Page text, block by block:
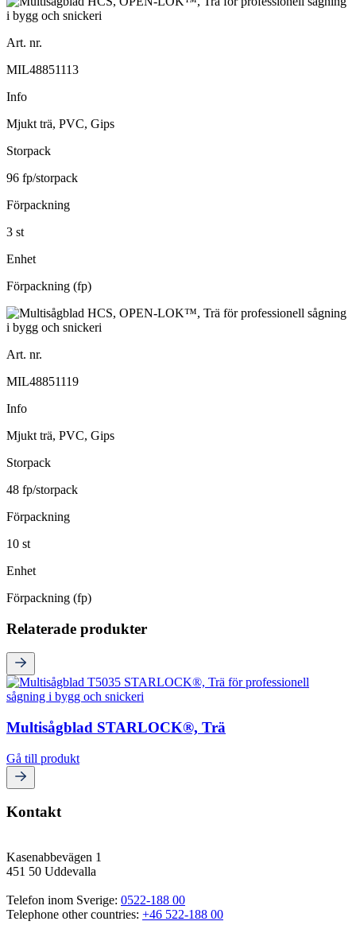
Art. nr.
MIL48851113
Info
Mjukt trä, PVC, Gips
Storpack
96 fp/storpack
Förpackning
3 st
Enhet
Förpackning (fp)
Art. nr.
MIL48851119
Info
Mjukt trä, PVC, Gips
Storpack
48 fp/storpack
Förpackning
10 st
Enhet
Förpackning (fp)
Relaterade produkter
Multisågblad STARLOCK®, Trä
Gå till produkt
Kontakt
Kasenabbevägen 1
451 50 Uddevalla
Telefon inom Sverige: 0522-188 00
Telephone other countries: +46 522-188 00